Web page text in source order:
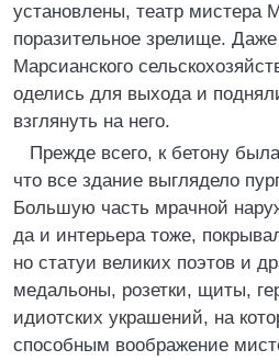
установлены, театр мистера
поразительное зрелище.
Марсианского
оделись для выхода и
взглянуть на него.
Прежде всего, к бетону
что все здание выглядело
Большую часть мрачной
да и интерьера тоже,
но статуи великих поэтов и
медальоны, розетки, щиты,
идиотских украшений, на
способным воображение